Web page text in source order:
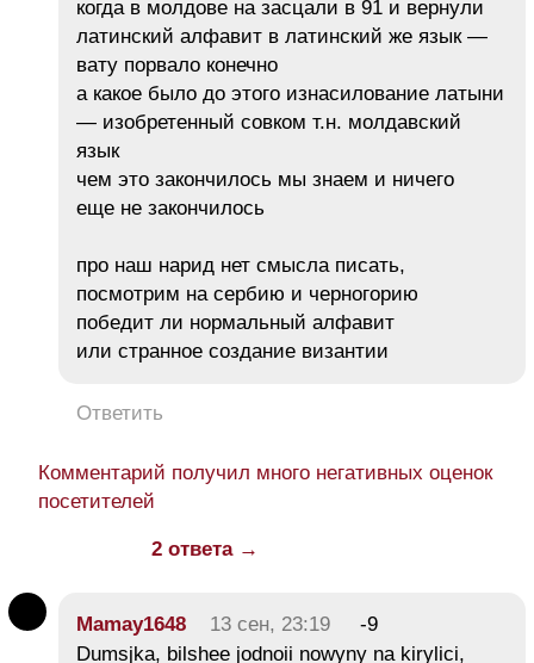
когда в молдове на засцали в 91 и вернули
латинский алфавит в латинский же язык —
вату порвало конечно
а какое было до этого изнасилование латыни
— изобретенный совком т.н. молдавский
язык
чем это закончилось мы знаем и ничего
еще не закончилось
про наш нарид нет смысла писать,
посмотрим на сербию и черногорию
победит ли нормальный алфавит
или странное создание византии
Ответить
Комментарий получил много негативных оценок
посетителей
2 ответа →
Mamay1648 13 сен, 23:19
-9
Dumsjka, bilshee jodnoii nowyny na kirylici,